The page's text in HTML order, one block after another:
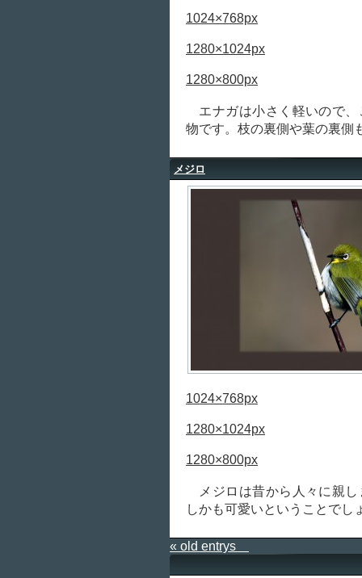
1024×768px
1280×1024px
1280×800px
エナガは小さく軽いので、
物です。枝の裏側や葉の裏側
メジロ
1024×768px
1280×1024px
1280×800px
メジロは昔から人々に親し
しかも可愛いということでし
« old entrys